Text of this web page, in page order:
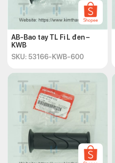
AB-Bao tay TL Fi L đen –
KWB
SKU: 53166-KWB-600